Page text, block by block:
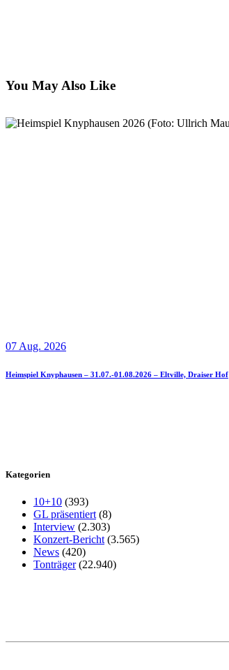
You May Also Like
07 Aug. 2026
Heimspiel Knyphausen – 31.07.-01.08.2026 – Eltville, Draiser Hof
Kategorien
10+10 (393)
GL präsentiert (8)
Interview (2.303)
Konzert-Bericht (3.565)
News (420)
Tonträger(22.940)